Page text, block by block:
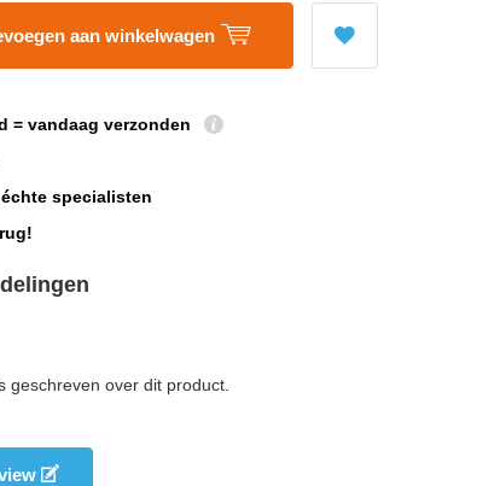
aan winkelwagen
= vandaag verzonden
specialisten
geschreven over dit product.